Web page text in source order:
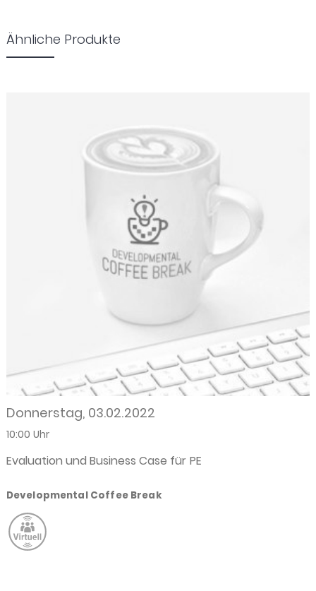
Ähnliche Produkte
Donnerstag, 03.02.2022
10:00 Uhr
Evaluation und Business Case für PE
Developmental Coffee Break